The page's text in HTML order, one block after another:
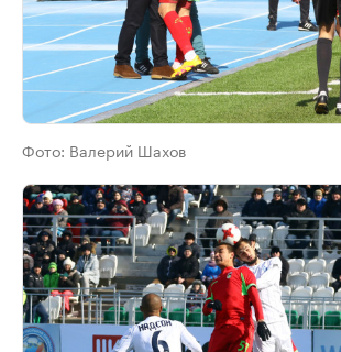
Фото: Валерий Шахов